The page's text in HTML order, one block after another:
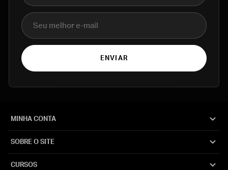
E-mail
ENVIAR
MINHA CONTA
SOBRE O SITE
CURSOS